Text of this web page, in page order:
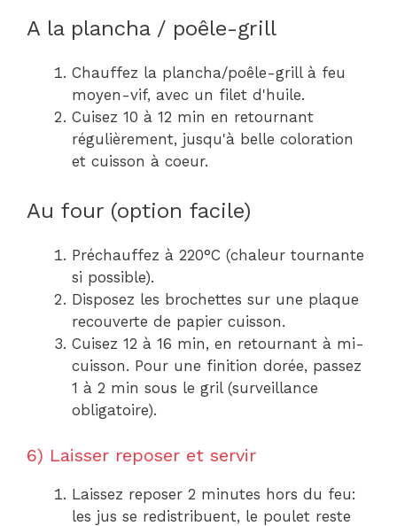
A la plancha / poêle-grill
Chauffez la plancha/poêle-grill à feu
moyen-vif, avec un filet d'huile.
Cuisez 10 à 12 min en retournant
régulièrement, jusqu'à belle coloration
et cuisson à coeur.
Au four (option facile)
Préchauffez à 220°C (chaleur tournante
si possible).
Disposez les brochettes sur une plaque
recouverte de papier cuisson.
Cuisez 12 à 16 min, en retournant à mi-
cuisson. Pour une finition dorée, passez
1 à 2 min sous le gril (surveillance
obligatoire).
6) Laisser reposer et servir
Laissez reposer 2 minutes hors du feu:
les jus se redistribuent, le poulet reste